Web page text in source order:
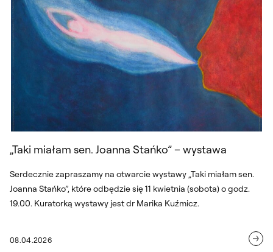
„Taki miałam sen. Joanna Stańko” – wystawa
Serdecznie zapraszamy na otwarcie wystawy „Taki miałam sen.
Joanna Stańko”, które odbędzie się 11 kwietnia (sobota) o godz.
19.00. Kuratorką wystawy jest dr Marika Kuźmicz.
08.04.2026